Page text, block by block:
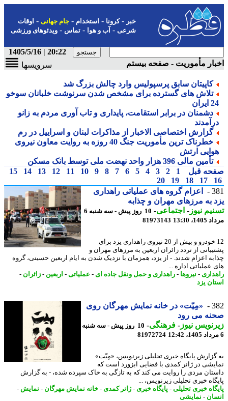
-کرونا-استخدام- جام جهانی-اوقات
شرعی-آب و هوا-تماس-ویدئوهای ورزشی
20:22 | 1405/5/16
مأموریت - صفحه بیستم
سرویسها
کاپیتان سابق پرسپولیس وارد چالش بزرگ شد
تلاش های گسترده برای مشخص شدن سرنوشت خلبانان سوخو
دشمنان در برابر استقامت، پایداری و تاب آوری مردم به زانو
گزارش اختصاصی الاخبار از مذاکرات لبنان و اسراییل در رم
خطرناک ترین مأموریت جنگ 40 روزه به روایت معاون نیروی
ارتش
تأمین مالی 396 هزار واحد نهضت ملی توسط بانک مسکن
قبل
1
2
3
4
5
6
7
8
9
10
11
12
13
14
15
17
18
19
20
اعزام گروه های عملیاتی راهداری
به مرزهای مهران و چذابه
نیوز-اجتماعی-
10 روز پیش - سه شنبه 6
13:30
81973143
12 خودرو و بیش از 20 نیروی راهداری یزد برای
از تردد زائران اربعین به مرزهای مهران و
اعزام شدند. - از یزد، همزمان با نزدیک شدن به ایام اربعین حسینی، گروه
عملیاتی اداره ...
- نیروها-راهداری و حمل ونقل جاده ای- عملیاتی-اربعین -زائران-
یزد
«مِیّت» در خانه نمایش مهرگان روی
می رود
نیوز-فرهنگی-
10 روز پیش - سه شنبه
81972724
پایگاه خبری تحلیلی زیرنویس، «مِیّت»
در ژانر کمدی با فضایی ابزورد است که
مردی را روایت می کند که به تازگی به خاک سپرده شده، - به گزارش
خبری تحلیلی زیرنویس، ...
خبری تحلیلی-پایگاه خبری- ژانر کمدی-خانه نمایش مهرگان -نمایش-
-نمایشی